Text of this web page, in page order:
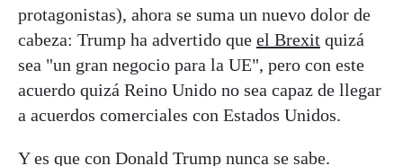
protagonistas), ahora se suma un nuevo dolor de
cabeza: Trump ha advertido que el Brexit quizá
sea "un gran negocio para la UE", pero con este
acuerdo quizá Reino Unido no sea capaz de llegar
a acuerdos comerciales con Estados Unidos.
Y es que con Donald Trump nunca se sabe.